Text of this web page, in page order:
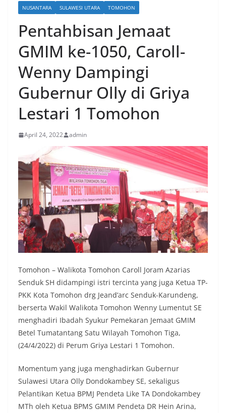
NUSANTARA SULAWESI UTARA TOMOHON
Pentahbisan Jemaat
GMIM ke-1050, Caroll-
Wenny Dampingi
Gubernur Olly di Griya
Lestari 1 Tomohon
April 24, 2022 admin
Tomohon – Walikota Tomohon Caroll Joram Azarias
Senduk SH didampingi istri tercinta yang juga Ketua TP-
PKK Kota Tomohon drg Jeand’arc Senduk-Karundeng,
berserta Wakil Walikota Tomohon Wenny Lumentut SE
menghadiri Ibadah Syukur Pemekaran Jemaat GMIM
Betel Tumatantang Satu Wilayah Tomohon Tiga,
(24/4/2022) di Perum Griya Lestari 1 Tomohon.
Momentum yang juga menghadirkan Gubernur
Sulawesi Utara Olly Dondokambey SE, sekaligus
Pelantikan Ketua BPMJ Pendeta Like TA Dondokambey
MTh oleh Ketua BPMS GMIM Pendeta DR Hein Arina,